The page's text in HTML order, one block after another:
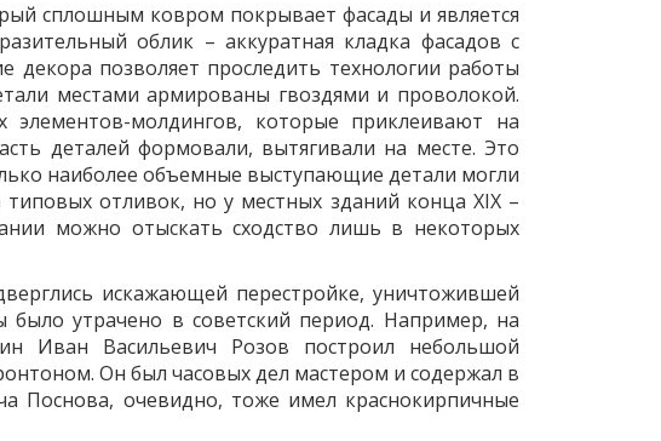
сплошным ковром покрывает фасады и является
облик – аккуратная кладка фасадов с
декора позволяет проследить технологии работы
местами армированы гвоздями и проволокой.
молдингов, которые приклеивают на
деталей формовали, вытягивали на месте. Это
наиболее объемные выступающие детали могли
отливок, но у местных зданий конца XIX –
можно отыскать сходство лишь в некоторых
искажающей перестройке, уничтожившей
было утрачено в советский период. Например, на
Иван Васильевич Розов построил небольшой
Он был часовых дел мастером и содержал в
Поснова, очевидно, тоже имел краснокирпичные